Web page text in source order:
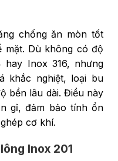
chống ăn mòn tốt
mặt. Dù không có độ
Inox 316, nhưng
khắc nghiệt, loại bu
bền lâu dài. Điều này
gỉ, đảm bảo tính ổn
cơ khí.
Inox 201